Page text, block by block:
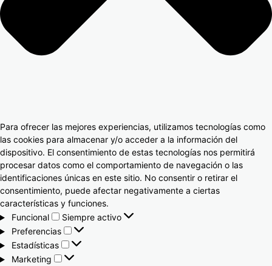
Para ofrecer las mejores experiencias, utilizamos tecnologías como
las cookies para almacenar y/o acceder a la información del
dispositivo. El consentimiento de estas tecnologías nos permitirá
procesar datos como el comportamiento de navegación o las
identificaciones únicas en este sitio. No consentir o retirar el
consentimiento, puede afectar negativamente a ciertas
características y funciones.
Funcional
Siempre activo
Preferencias
Estadísticas
Marketing